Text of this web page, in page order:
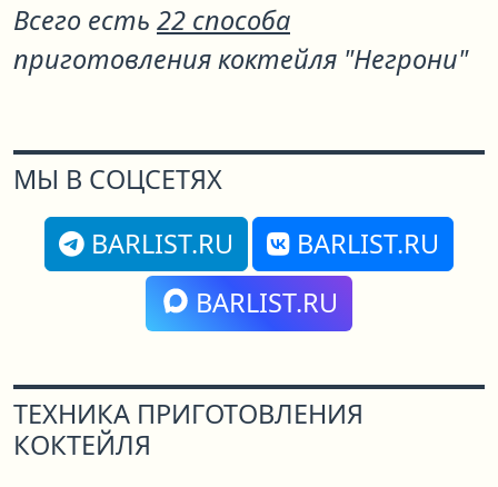
Всего есть 22 способа
приготовления коктейля "Негрони"
МЫ В СОЦСЕТЯХ
BARLIST.RU
BARLIST.RU
BARLIST.RU
ТЕХНИКА ПРИГОТОВЛЕНИЯ
КОКТЕЙЛЯ